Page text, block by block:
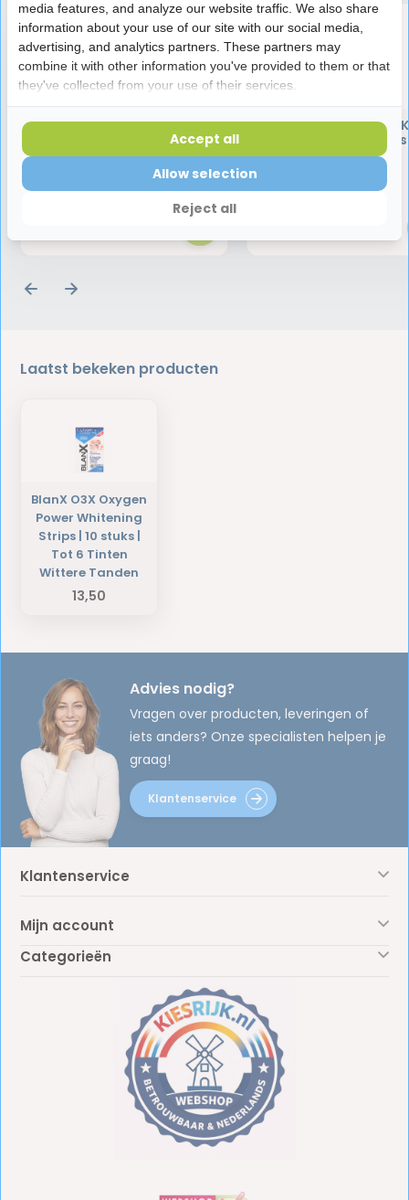
Miradent Interdentale
Borstels I-Prox L 0,4 mm
Roze | 6 stuks
4,35
Miradent Mirafluor
Tandpasta
jaar | 75 ml
3,95
Laatst bekeken producten
BlanX O3X Oxygen
Power Whitening
Strips | 10 stuks |
Tot 6 Tinten
Wittere Tanden
13,50
Advies nodig?
Vragen over producten, leveringen of
iets anders? Onze specialisten helpen je
graag!
Klantenservice
Klantenservice
Mijn account
Categorieën
media features, and analyze our website traffic. We also share
information about your use of our site with our social media,
advertising, and analytics partners. These partners may
combine it with other information you've provided to them or that
they've collected from your use of their services.
Reject all
Allow selection
Accept all